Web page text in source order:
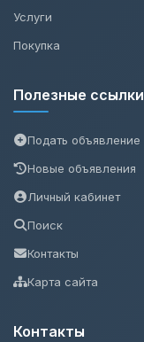
Услуги
Покупка
Полезные ссылки
Подать объявление
Новые объявления
Личный кабинет
Поиск
Контакты
Карта сайта
Контакты